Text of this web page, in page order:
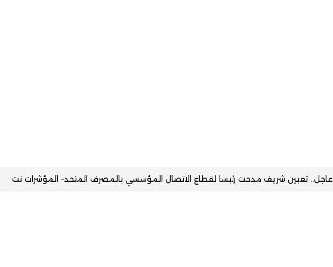
قسطلي توقع تسهيلا ائتمانيا مع البنك الأهلي وتستهدف محفظة تمويلية بقيمة 2.5 مليار جنيه– المؤشرات نت